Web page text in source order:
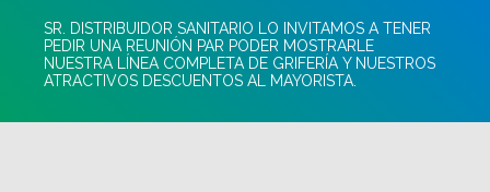
SR. DISTRIBUIDOR SANITARIO LO INVITAMOS A TENER
PEDIR UNA REUNIÓN PAR PODER MOSTRARLE
NUESTRA LÍNEA COMPLETA DE GRIFERÍA Y NUESTROS
ATRACTIVOS DESCUENTOS AL MAYORISTA.